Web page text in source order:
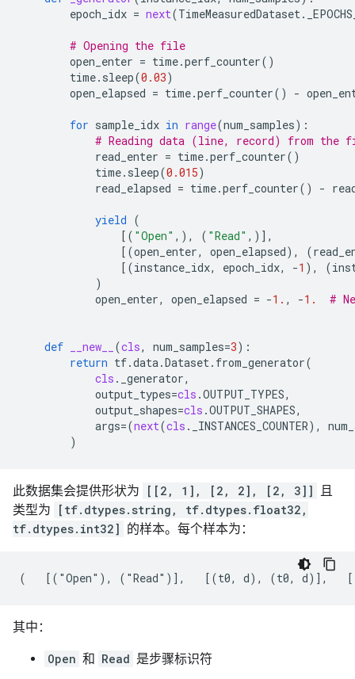
epoch_idx = next(TimeMeasuredDataset.
# Opening the file
open_enter = time.perf_counter()
time. sleep(0.03)
open_elapsed = time.perf_counter() -
for sample_idx in range(num_samples):
# Reading data (line, record) from the
read_enter = time.perf_counter()
time. sleep(0.015)
read_elapsed = time.perf_counter() -
yield (
[( "Open" ,), ( "Read" ,)],
[(open_enter, open_elapsed), (
[(instance_idx, epoch_idx, -1 ), (
)
open_enter, open_elapsed = -1. , -1. #
def __new__ (cls, num_samples=3):
return tf.data.Dataset. from_generator(
cls . _generator,
output_types=cls .OUTPUT_TYPES,
output_shapes=cls .OUTPUT_SHAPES,
args=(next(cls . _INSTANCES_COUNTER),
)
此数据集会提供形状为 [[2, 1], [2, 2], [2, 3]]
且
类型为
[tf.dtypes.string, tf.dtypes.float32,
tf.dtypes.int32]
的样本。每个样本为：
其中：
Open 和 Read 是步骤标识符